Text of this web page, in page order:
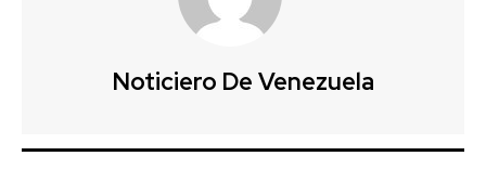
Noticiero De Venezuela